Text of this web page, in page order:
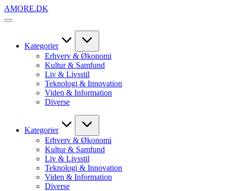
Skip
to
AMORE.DK
For
Kategorier
Erhverv & Økonomi
Kultur & Samfund
Liv & Livsstil
Teknologi & Innovation
Viden & Information
Diverse
Kategorier
Erhverv & Økonomi
Kultur & Samfund
Liv & Livsstil
Teknologi & Innovation
Viden & Information
Diverse